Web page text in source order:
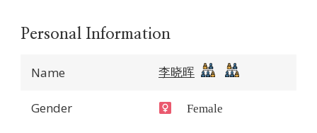
Personal Information
Name 李晓晖
Gender Female